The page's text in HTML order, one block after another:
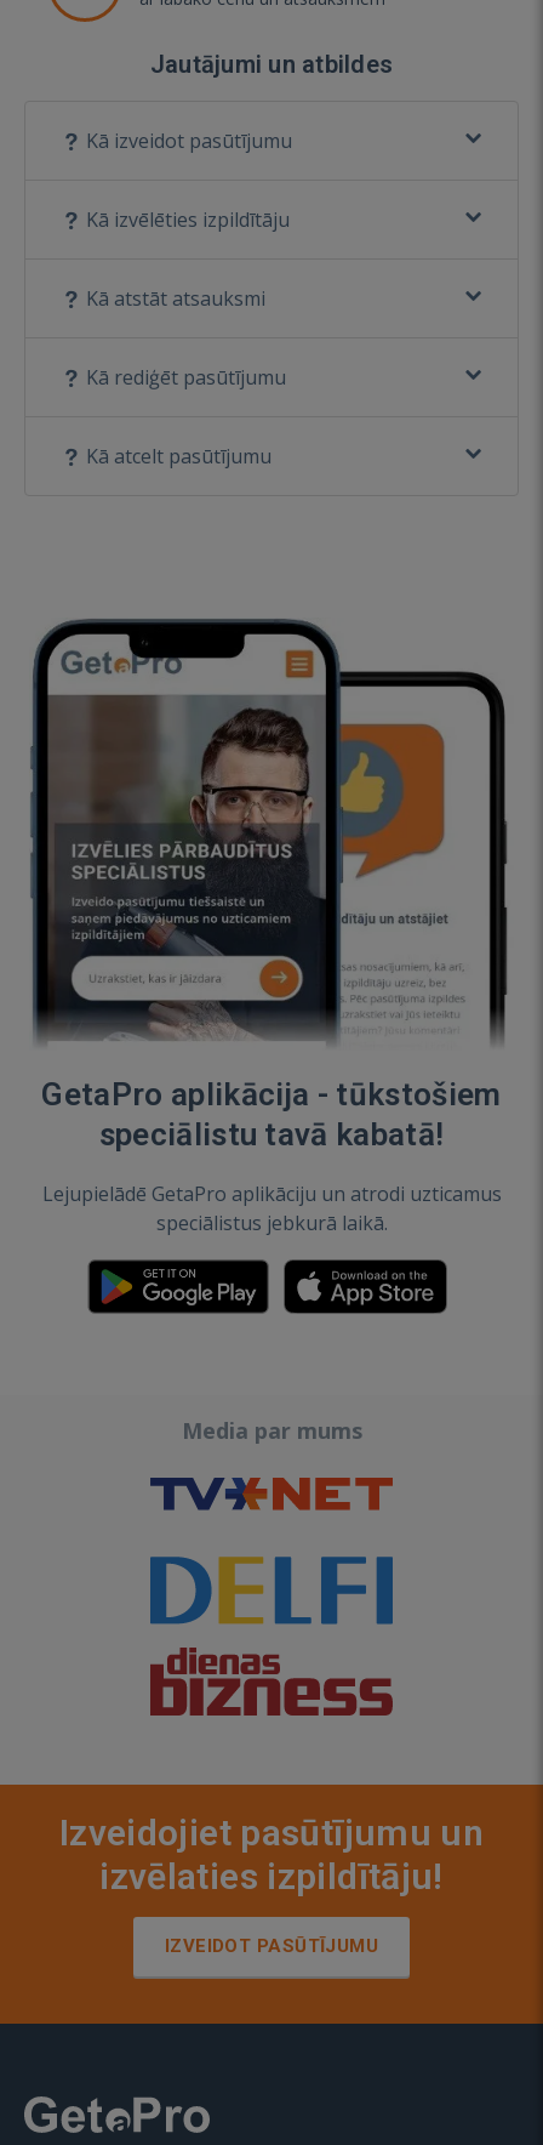
Jautājumi un atbildes
Kā izveidot pasūtījumu
Kā izvēlēties izpildītāju
Kā atstāt atsauksmi
Kā rediģēt pasūtījumu
Kā atcelt pasūtījumu
GetaPro aplikācija - tūkstošiem
speciālistu tavā kabatā!
Lejupielādē GetaPro aplikāciju un atrodi uzticamus
speciālistus jebkurā laikā.
Media par mums
Izveidojiet pasūtījumu un
izvēlaties izpildītāju!
IZVEIDOT PASŪTĪJUMU